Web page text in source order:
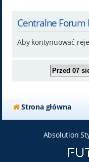
Centralne Forum
Aby kontynuować
Strona główna
Absolution